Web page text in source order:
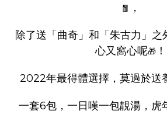
🧧 ，
除了送「曲奇」和「朱古力」之
心又窩心呢🎁 ！
2022年最得體選擇，莫過於送
一套6包，一日嘆一包靚湯，虎